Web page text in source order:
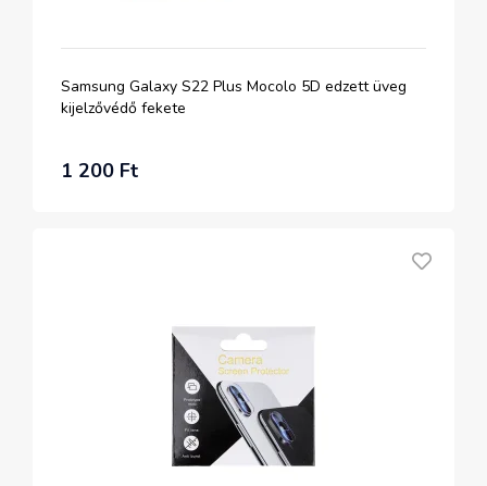
Samsung Galaxy S22 Plus Mocolo 5D edzett üveg
kijelzővédő fekete
1 200 Ft